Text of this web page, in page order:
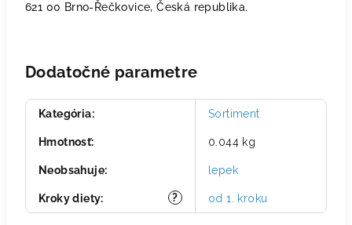
621 00 Brno-Řečkovice, Česká republika.
Dodatočné parametre
Kategória: Sortiment
Hmotnosť: 0.044 kg
Neobsahuje: lepek
?
Kroky diety: od 1. kroku